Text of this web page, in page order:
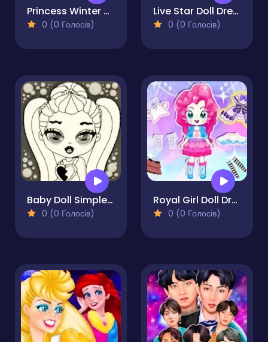
Princess Winter Style
0 (0 Голосів)
Live Star Doll Dress Up
0 (0 Голосів)
Baby Doll Simple Style
0 (0 Голосів)
Royal Girl Doll Dress Up
0 (0 Голосів)